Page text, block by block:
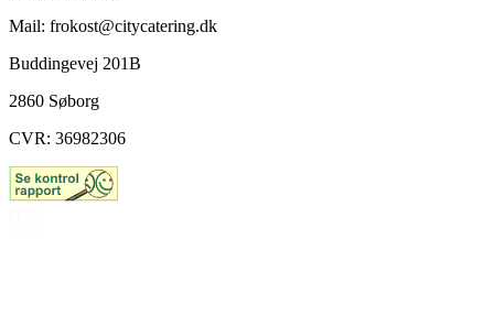
Mail: frokost@citycatering.dk
Buddingevej 201B
2860 Søborg
CVR: 36982306